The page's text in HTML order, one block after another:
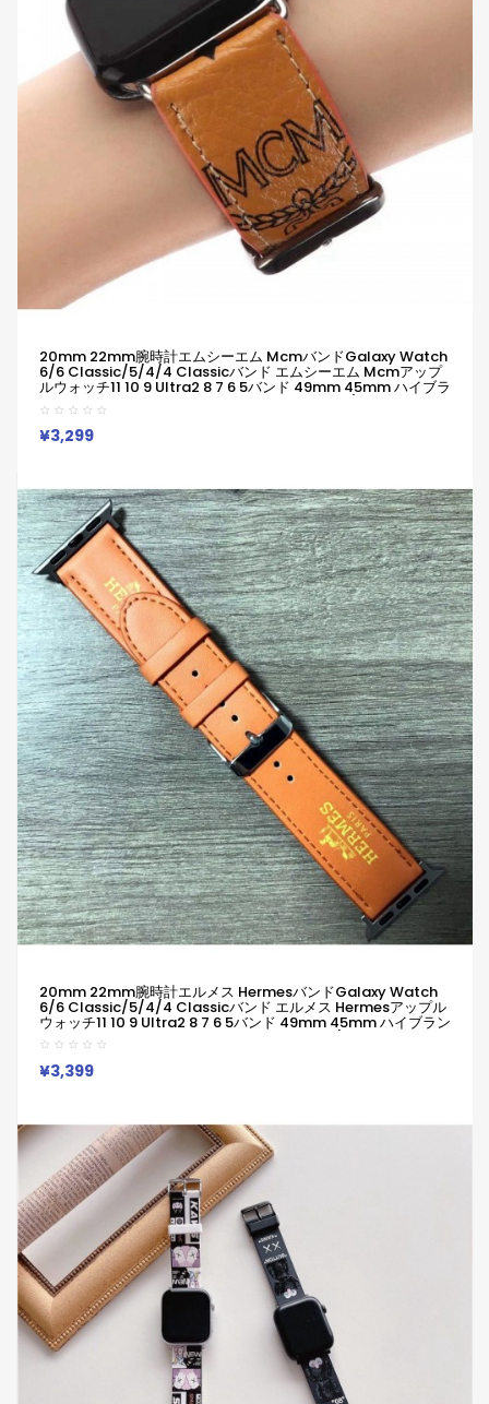
20mm 22mm腕時計エムシーエム McmバンドGalaxy Watch
6/6 Classic/5/4/4 Classicバンド エムシーエム Mcmアップ
ルウォッチ11 10 9 Ultra2 8 7 6 5バンド 49mm 45mm ハイブラ
ンド柔らかい 通気性 防水 防汗 男女兼用 Galaxy/appleなどウ
ォッチ対応
¥3,299
20mm 22mm腕時計エルメス HermesバンドGalaxy Watch
6/6 Classic/5/4/4 Classicバンド エルメス Hermesアップル
ウォッチ11 10 9 Ultra2 8 7 6 5バンド 49mm 45mm ハイブラン
ド柔らかい 通気性 防水 防汗 男女兼用 Galaxy/appleなどウォ
ッチ対応
¥3,399